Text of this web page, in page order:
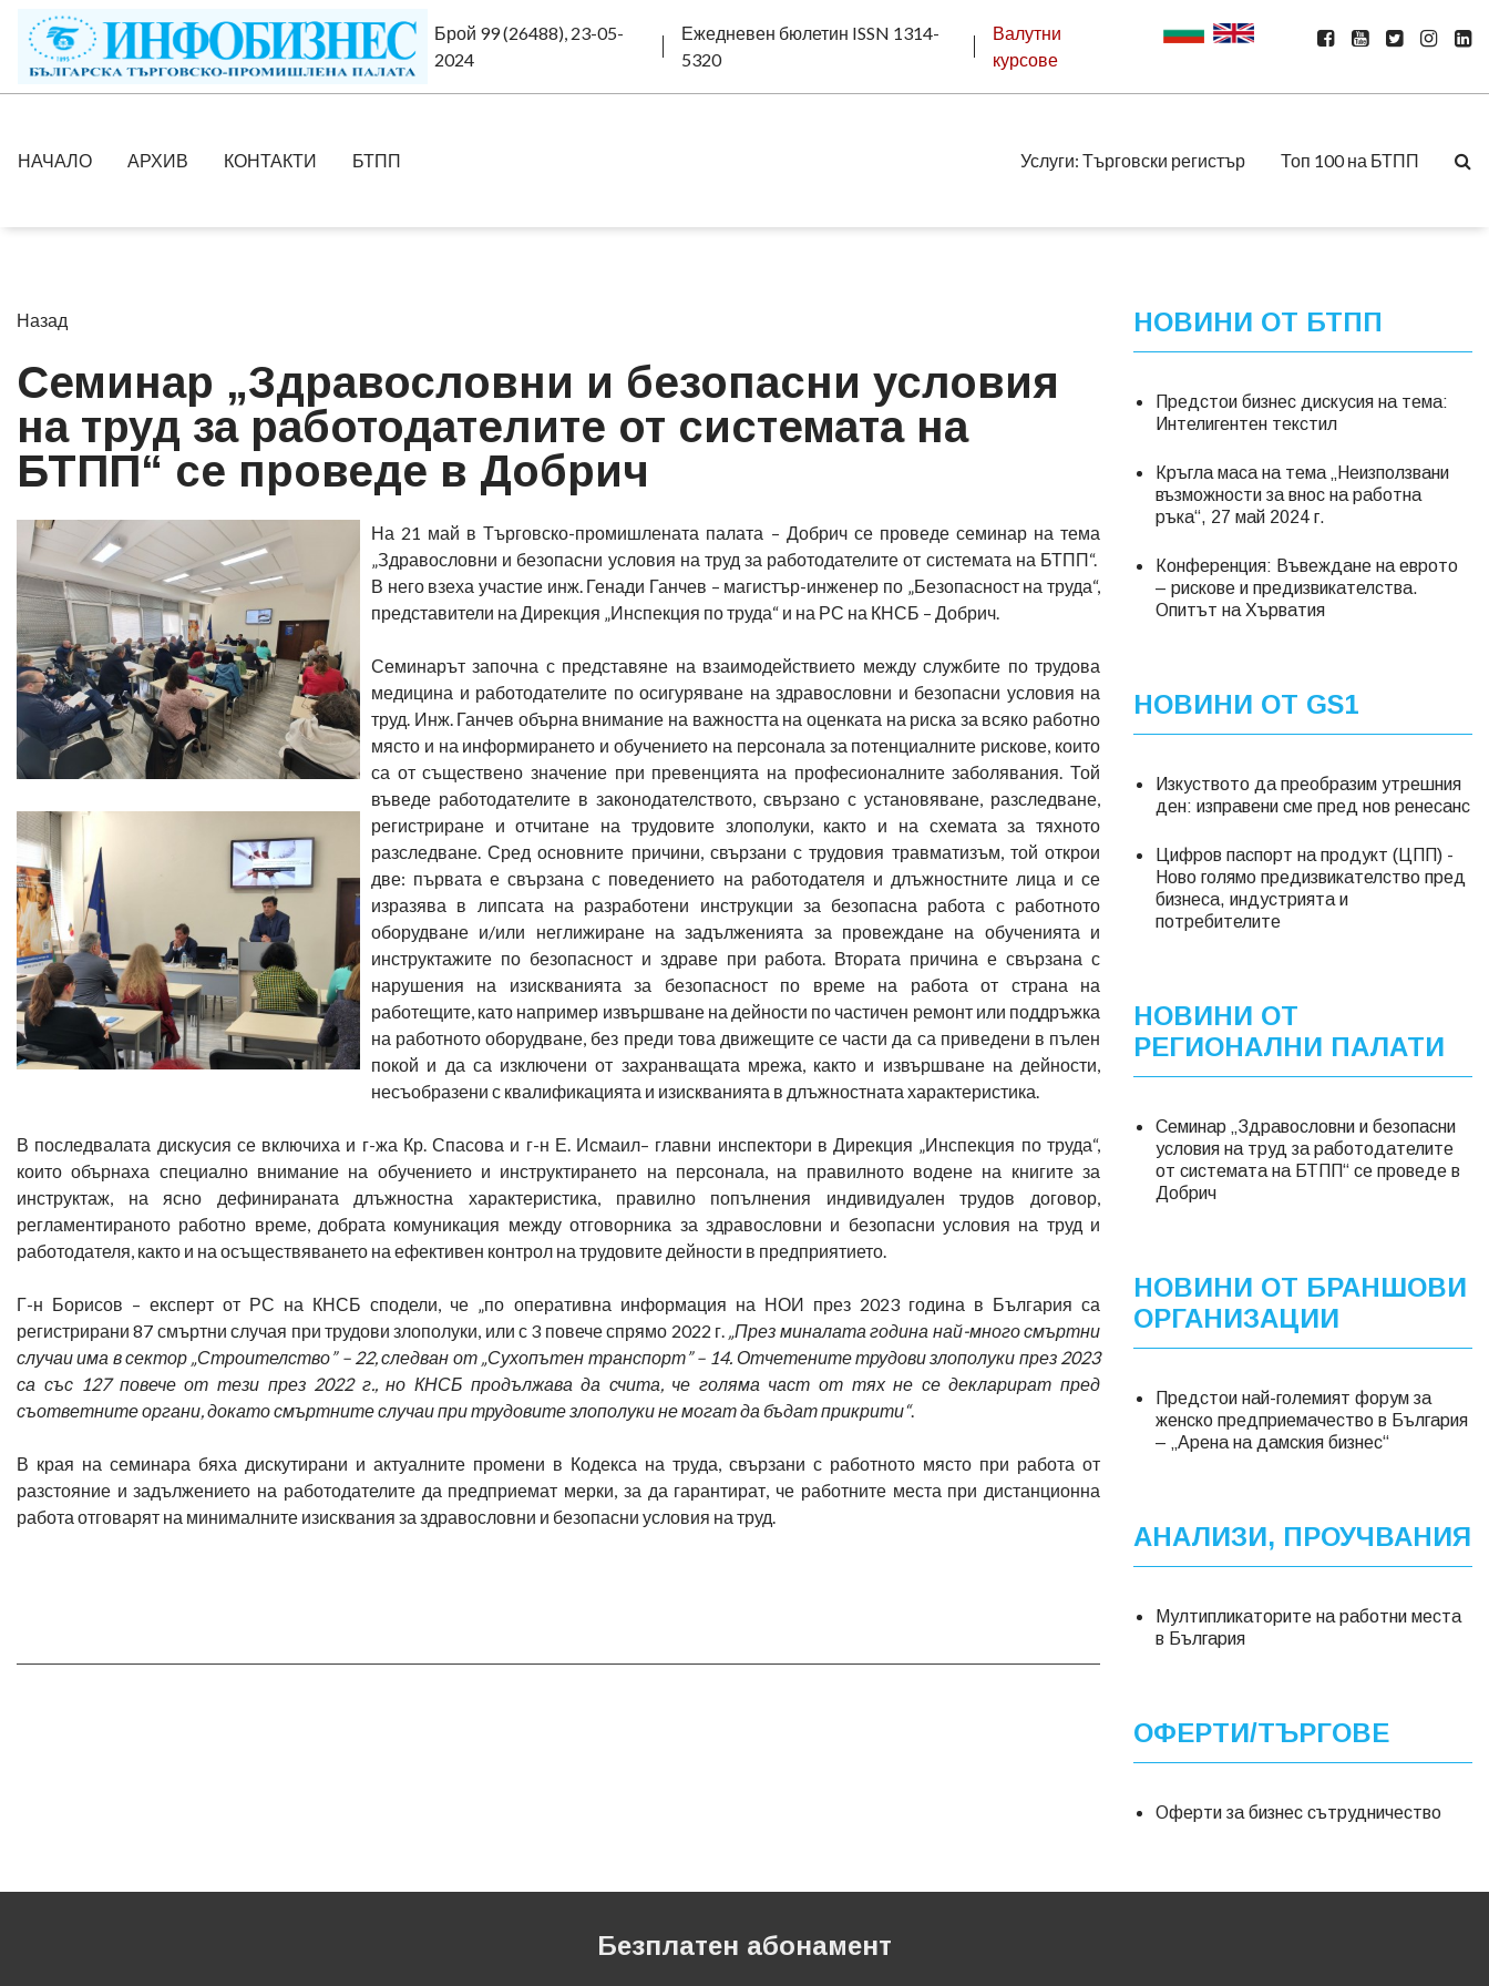
Брой 99 (26488), 23-05-
2024
Ежедневен бюлетин ISSN 1314-
5320
Валутни
курсове
НАЧАЛО АРХИВ КОНТАКТИ БТПП Услуги: Търговски регистър Топ 100 на БТПП
Назад
Семинар „Здравословни и безопасни условия
на труд за работодателите от системата на
БТПП“ се проведе в Добрич
На 21 май в Търговско-промишлената палата – Добрич се проведе семинар на тема
„Здравословни и безопасни условия на труд за работодателите от системата на БТПП“.
В него взеха участие инж. Генади Ганчев – магистър-инженер по „Безопасност на труда“,
представители на Дирекция „Инспекция по труда“ и на РС на КНСБ – Добрич.
Семинарът започна с представяне на взаимодействието между службите по трудова
медицина и работодателите по осигуряване на здравословни и безопасни условия на
труд. Инж. Ганчев обърна внимание на важността на оценката на риска за всяко работно
място и на информирането и обучението на персонала за потенциалните рискове, които
са от съществено значение при превенцията на професионалните заболявания. Той
въведе работодателите в законодателството, свързано с установяване, разследване,
регистриране и отчитане на трудовите злополуки, както и на схемата за тяхното
разследване. Сред основните причини, свързани с трудовия травматизъм, той открои
две: първата е свързана с поведението на работодателя и длъжностните лица и се
изразява в липсата на разработени инструкции за безопасна работа с работното
оборудване и/или неглижиране на задълженията за провеждане на обученията и
инструктажите по безопасност и здраве при работа. Втората причина е свързана с
нарушения на изискванията за безопасност по време на работа от страна на
работещите, като например извършване на дейности по частичен ремонт или поддръжка
на работното оборудване, без преди това движещите се части да са приведени в пълен
покой и да са изключени от захранващата мрежа, както и извършване на дейности,
несъобразени с квалификацията и изискванията в длъжностната характеристика.
В последвалата дискусия се включиха и г-жа Кр. Спасова и г-н Е. Исмаил– главни инспектори в Дирекция „Инспекция по труда“,
които обърнаха специално внимание на обучението и инструктирането на персонала, на правилното водене на книгите за
инструктаж, на ясно дефинираната длъжностна характеристика, правилно попълнения индивидуален трудов договор,
регламентираното работно време, добрата комуникация между отговорника за здравословни и безопасни условия на труд и
работодателя, както и на осъществяването на ефективен контрол на трудовите дейности в предприятието.
Г-н Борисов – експерт от РС на КНСБ сподели, че „по оперативна информация на НОИ през 2023 година в България са
регистрирани 87 смъртни случая при трудови злополуки, или с 3 повече спрямо 2022 г. „През миналата година най-много смъртни
случаи има в сектор „Строителство” – 22, следван от „Сухопътен транспорт” – 14. Отчетените трудови злополуки през 2023
са със 127 повече от тези през 2022 г., но КНСБ продължава да счита, че голяма част от тях не се декларират пред
съответните органи, докато смъртните случаи при трудовите злополуки не могат да бъдат прикрити“.
В края на семинара бяха дискутирани и актуалните промени в Кодекса на труда, свързани с работното място при работа от
разстояние и задължението на работодателите да предприемат мерки, за да гарантират, че работните места при дистанционна
работа отговарят на минималните изисквания за здравословни и безопасни условия на труд.
НОВИНИ ОТ БТПП
Предстои бизнес дискусия на тема:
Интелигентен текстил
Кръгла маса на тема „Неизползвани
възможности за внос на работна
ръка“, 27 май 2024 г.
Конференция: Въвеждане на еврото
– рискове и предизвикателства.
Опитът на Хърватия
НОВИНИ ОТ GS1
Изкуството да преобразим утрешния
ден: изправени сме пред нов ренесанс
Цифров паспорт на продукт (ЦПП) -
Ново голямо предизвикателство пред
бизнеса, индустрията и
потребителите
НОВИНИ ОТ
РЕГИОНАЛНИ ПАЛАТИ
Семинар „Здравословни и безопасни
условия на труд за работодателите
от системата на БТПП“ се проведе в
Добрич
НОВИНИ ОТ БРАНШОВИ
ОРГАНИЗАЦИИ
Предстои най-големият форум за
женско предприемачество в България
– „Арена на дамския бизнес“
АНАЛИЗИ, ПРОУЧВАНИЯ
Мултипликаторите на работни места
в България
ОФЕРТИ/ТЪРГОВЕ
Оферти за бизнес сътрудничество
Безплатен абонамент